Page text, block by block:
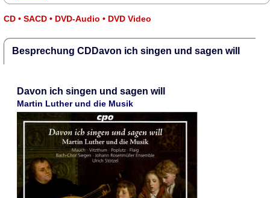
CD • SACD • DVD-Audio • DVD Video
Besprechung CDDavon ich singen und sagen will
Davon ich singen und sagen will
Martin Luther und die Musik